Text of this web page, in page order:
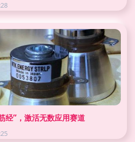
经”，激活无数应用赛道